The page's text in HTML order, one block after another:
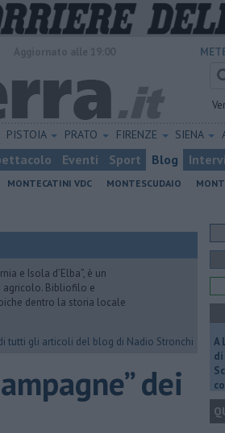
PISTOIA PRATO FIRENZE SIENA
Eventi Sport Blog
MONTECATINI VDC MONTESCUDAIO
e Isola d’Elba”, è un
agricolo. Bibliofilo e
dentro la storia locale
tutti gli articoli del blog di Nadio Stronchi
dei
A